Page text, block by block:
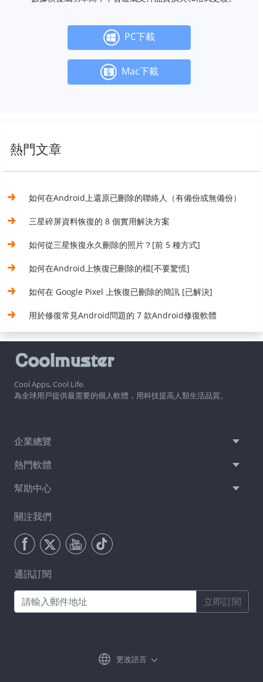
PC下載
Mac下載
熱門文章
如何在Android上還原已刪除的聯絡人（有備份或無備份）
三星碎屏資料恢復的 8 個實用解決方案
如何從三星恢復永久刪除的照片？[前 5 種方式]
如何在Android上恢復已刪除的檔[不要驚慌]
如何在 Google Pixel 上恢復已刪除的簡訊 [已解決]
用於修復常見Android問題的 7 款Android修復軟體
Cool Apps, Cool Life.
為全球用戶提供最需要的個人軟體，用科技提高人類生活品質。
企業總覽
熱門軟體
幫助中心
關注我們
通訊訂閱
立即訂閱
更改語言